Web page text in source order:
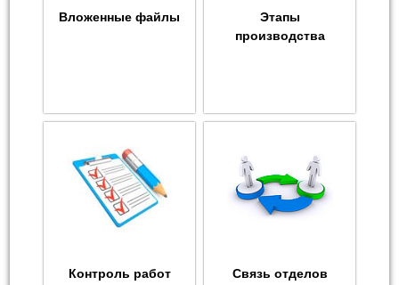
Вложенные файлы
Этапы
производства
Контроль работ Связь отделов